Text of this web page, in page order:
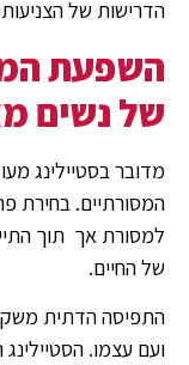
הדרישות של
השפעת
של נשים
מדובר בסטיילינג
המסורתיים. בחירת
למסורת אך תוך
של החיים.
התפיסה הדתית
ועם עצמו.